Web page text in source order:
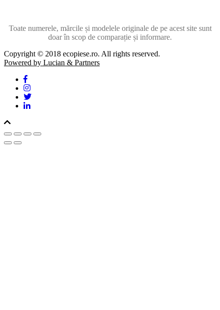
Toate numerele, mărcile și modelele originale de pe acest site sunt
doar în scop de comparație și informare.
Copyright © 2018 ecopiese.ro. All rights reserved.
Powered by Lucian & Partners